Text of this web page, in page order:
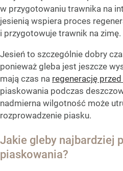
w przygotowaniu trawnika na
jesienią wspiera proces
i przygotowuje trawnik na zimę.
Jesień to szczególnie dobry
ponieważ gleba jest jeszcze
mają czas na regenerację
piaskowania podczas
nadmierna wilgotność może
rozprowadzenie piasku.
Jakie gleby najbardziej
piaskowania?